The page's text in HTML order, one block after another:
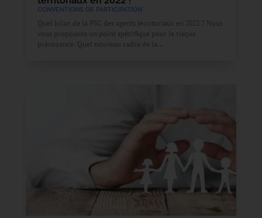
CONVENTIONS DE PARTICIPATION
Quel bilan de la PSC des agents territoriaux en 2022 ? Nous
vous proposons un point spécifique pour le risque
prévoyance. Quel nouveau cadre de la...